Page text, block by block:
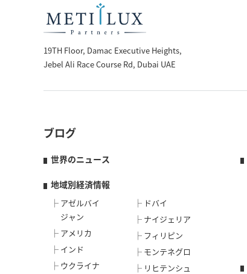
19TH Floor, Damac Executive Heights,
Jebel Ali Race Course Rd, Dubai UAE
ブログ
世界のニュース
地域別経済情報
アゼルバイ
ジャン
アメリカ
インド
ウクライナ
ドバイ
ナイジェリア
フィリピン
モンテネグロ
リヒテンシュ